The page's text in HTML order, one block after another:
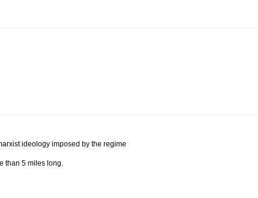
ideology imposed by the regime
than 5 miles long.